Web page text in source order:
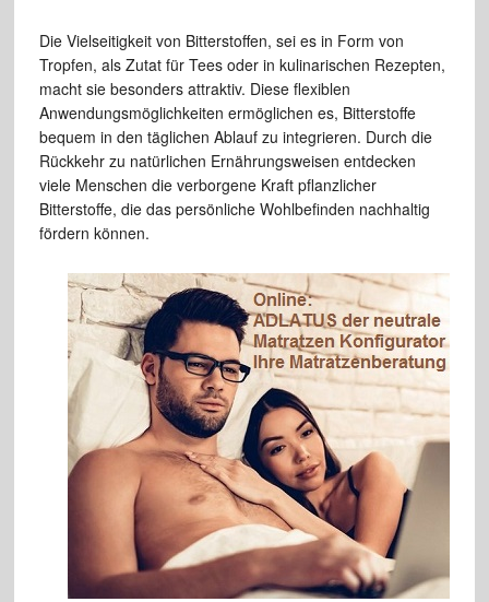
Die Vielseitigkeit von Bitterstoffen, sei es in Form von
Tropfen, als Zutat für Tees oder in kulinarischen Rezepten,
macht sie besonders attraktiv. Diese flexiblen
Anwendungsmöglichkeiten ermöglichen es, Bitterstoffe
bequem in den täglichen Ablauf zu integrieren. Durch die
Rückkehr zu natürlichen Ernährungsweisen entdecken
viele Menschen die verborgene Kraft pflanzlicher
Bitterstoffe, die das persönliche Wohlbefinden nachhaltig
fördern können.